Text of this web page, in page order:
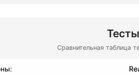
Сравнительная таблица